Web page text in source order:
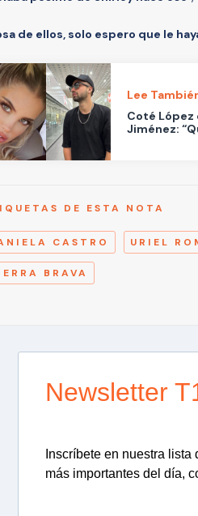
de ellos, solo espero que le
Lee
Coté López
Jiménez:
DE ESTA NOTA
CASTRO URIEL
BRAVA
Newsletter
Inscríbete en nuestra
más importantes del día,